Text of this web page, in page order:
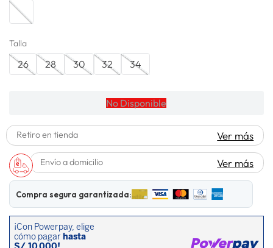
7.
9. spiderman
10. lavadora
Talla
26 28 30 32 34
No Disponible
Retiro en tienda Ver más
Envío a domicilio Ver más
Compra segura garantizada: